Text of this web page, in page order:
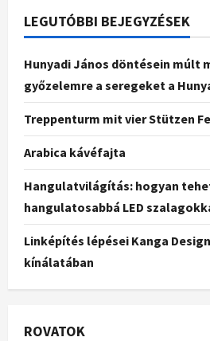
LEGUTÓBBI BEJEGYZÉSEK
Hunyadi János döntésein múlt
győzelemre a seregeket a
Treppenturm mit vier Stützen
Arabica kávéfajta
Hangulatvilágítás: hogyan
hangulatosabbá LED
Linképítés lépései Kanga
kínálatában
ROVATOK